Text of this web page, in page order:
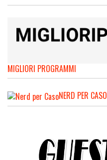
MIGLIORI PROGRAMMI
NERD PER CASO